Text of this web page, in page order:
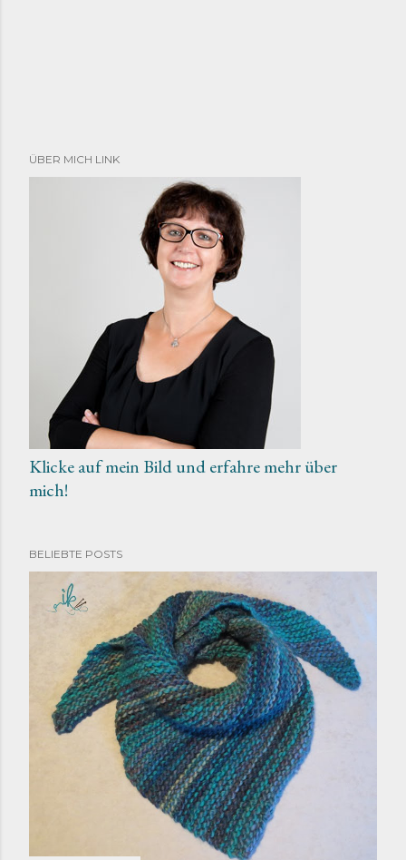
ÜBER MICH LINK
Klicke auf mein Bild und erfahre mehr über
mich!
BELIEBTE POSTS